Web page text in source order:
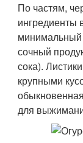
По частям,
ингредиенты
минимальный
сочный
сока).
крупными
для